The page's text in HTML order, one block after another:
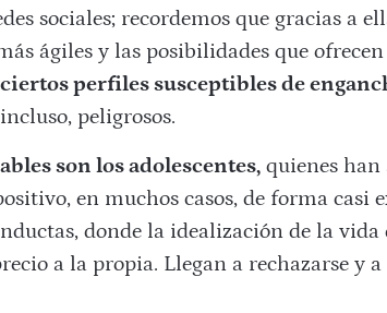
sociales; recordemos que gracias a
ágiles y las posibilidades que ofrecen
perfiles susceptibles de
peligrosos.
son los adolescentes,quienes han
en muchos casos, de forma casi
donde la idealización de la vida
a la propia. Llegan a rechazarse y a